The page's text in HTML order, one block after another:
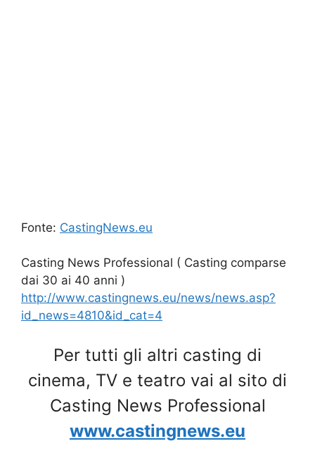
Fonte: CastingNews.eu
Casting News Professional ( Casting comparse
dai 30 ai 40 anni )
http://www.castingnews.eu/news/news.asp?
id_news=4810&id_cat=4
Per tutti gli altri casting di
cinema, TV e teatro vai al sito di
Casting News Professional
www.castingnews.eu